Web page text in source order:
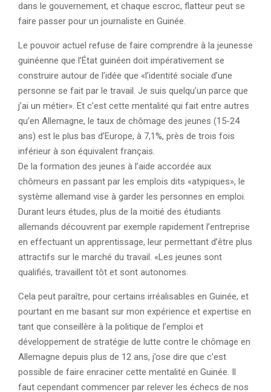
dans le gouvernement, et chaque escroc, flatteur peut se
faire passer pour un journaliste en Guinée.
Le pouvoir actuel refuse de faire comprendre à la jeunesse
guinéenne que l’État guinéen doit impérativement se
construire autour de l’idée que «l’identité sociale d’une
personne se fait par le travail. Je suis quelqu’un parce que
j’ai un métier». Et c’est cette mentalité qui fait entre autres
qu’en Allemagne, le taux de chômage des jeunes (15-24
ans) est le plus bas d’Europe, à 7,1%, près de trois fois
inférieur à son équivalent français.
De la formation des jeunes à l’aide accordée aux
chômeurs en passant par les emplois dits «atypiques», le
système allemand vise à garder les personnes en emploi.
Durant leurs études, plus de la moitié des étudiants
allemands découvrent par exemple rapidement l’entreprise
en effectuant un apprentissage, leur permettant d’être plus
attractifs sur le marché du travail. «Les jeunes sont
qualifiés, travaillent tôt et sont autonomes.
Cela peut paraître, pour certains irréalisables en Guinée, et
pourtant en me basant sur mon expérience et expertise en
tant que conseillère à la politique de l’emploi et
développement de stratégie de lutte contre le chômage en
Allemagne depuis plus de 12 ans, j’ose dire que c’est
possible de faire enraciner cette mentalité en Guinée. Il
faut cependant commencer par relever les échecs de nos